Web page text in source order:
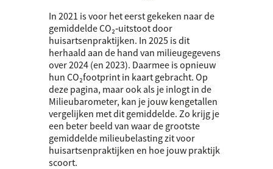
In 2021 is voor het eerst gekeken naar de
gemiddelde CO₂‑uitstoot door
huisartsenpraktijken. In 2025 is dit
herhaald aan de hand van milieugegevens
over 2024 (en 2023). Daarmee is opnieuw
hun CO₂footprint in kaart gebracht. Op
deze pagina, maar ook als je inlogt in de
Milieubarometer, kan je jouw kengetallen
vergelijken met dit gemiddelde. Zo krijg je
een beter beeld van waar de grootste
gemiddelde milieubelasting zit voor
huisartsenpraktijken en hoe jouw praktijk
scoort.